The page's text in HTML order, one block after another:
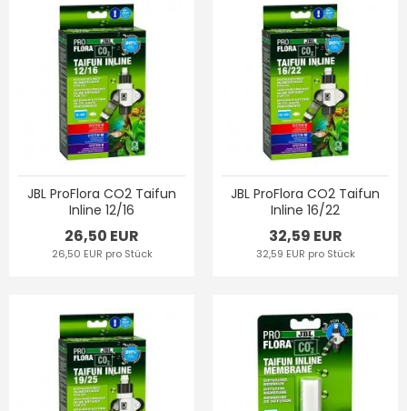
JBL ProFlora CO2 Taifun
Inline 12/16
26,50 EUR
26,50 EUR pro Stück
JBL ProFlora CO2 Taifun
Inline 16/22
32,59 EUR
32,59 EUR pro Stück